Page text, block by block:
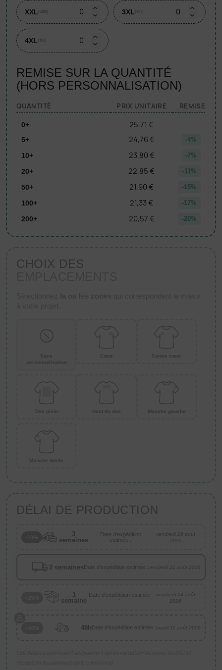
XXL (1189) 3XL (357)
4XL (191)
REMISE SUR LA QUANTITÉ
(HORS PERSONNALISATION)
QUANTITÉ PRIX UNITAIRE REMISE
0+ 25,71 €
5+ 24,76 € -4%
10+ 23,80 € -7%
20+ 22,85 € -11%
50+ 21,90 € -15%
100+ 21,33 € -17%
200+ 20,57 € -20%
CHOIX DES
Sans
personnalisation
Cœur Contre cœur
Dos plein Haut du dos Manche gauche
Manche droite
DÉLAI DE PRODUCTION
3
semaines
Date d'expédition
estimée :
vendredi 28 août
2026
2 semaines Date d'expédition estimée :vendredi 21 août 2026
1
semaine
Date d'expédition estimée
:
vendredi 14 août
2026
48h Date d'expédition estimée :mardi 11 août 2026